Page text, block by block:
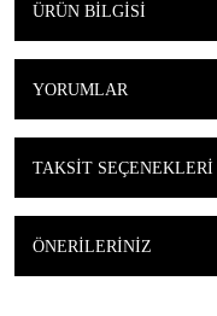
ÜRÜN BILGISI
YORUMLAR
TAKSIT SEÇENEKLERI
ÖNERILERINIZ